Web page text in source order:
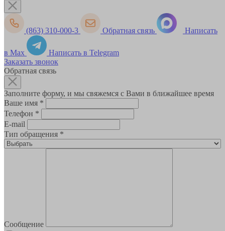
(863) 310-000-3 Обратная связь Написать
в Max
Написать в Telegram
Заказать звонок
Обратная связь
Заполните форму, и мы свяжемся с Вами в ближайшее время
Ваше имя *
Телефон *
E-mail
Тип обращения *
Сообщение